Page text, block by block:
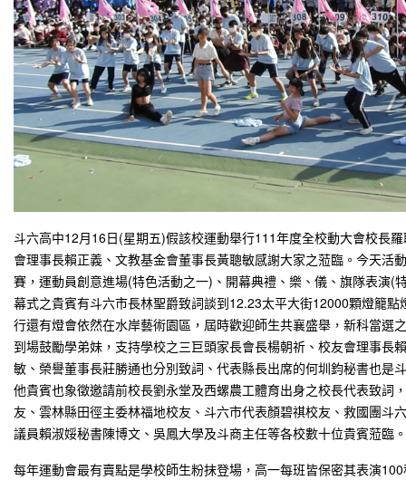
斗六高中12月16日(星期五)假該校運動舉行111年度全校動大會校長
會理事長賴正義、文教基金會董事長黃聰敏感謝大家之蒞臨。今天活
賽，運動員創意進場(特色活動之一)、開幕典禮、樂、儀、旗隊表演(
幕式之貴賓有斗六市長林聖爵致詞談到12.23太平大街12000顆燈籠
行還有燈會依然在水岸藝術園區，屆時歡迎師生共襄盛舉，新科當選
到場鼓勵學弟妹，支持學校之三巨頭家長會長楊朝祈、校友會理事長
敏、榮譽董事長莊勝通也分別致詞、代表縣長出席的何圳鈞秘書也是
他貴賓也象徵邀請前校長劉永堂及西螺農工體育出身之校長代表致詞
友、雲林縣田徑主委林福地校友、斗六市代表顏碧祺校友、救國團斗
議員賴淑娞秘書陳博文、吳鳳大學及斗商主任等各校數十位貴賓蒞臨。
每年運動會最有賣點是學校師生粉抹登場，高一每班皆保密其表演